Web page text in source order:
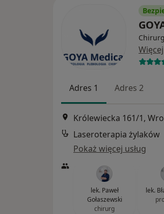
Więcej
Adres 1 Adres 2
Królewiecka 161/1,
Laseroterapia żylaków
Pokaż więcej usług
lek. Paweł
Gołaszewski
chirurg
lek.